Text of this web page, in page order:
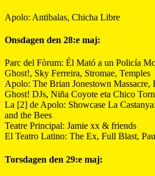
Apolo: Antibalas, Chicha Libre
Onsdagen den 28:e maj:
Parc del Fòrum: Él Mató a un Policía
Ghost!, Sky Ferreira, Stromae, Temples
Apolo: The Brian Jonestown Massacre,
Ghost! DJs, Niña Coyote eta Chico
La [2] de Apolo: Showcase La
and the Bees
Teatre Principal: Jamie xx & friends
El Teatro Latino: The Ex, Full Blast,
Torsdagen den 29:e maj: